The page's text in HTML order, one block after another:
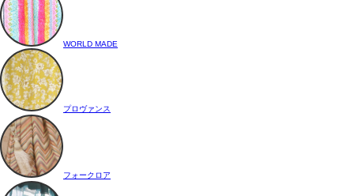
WORLD MADE
プロヴァンス
フォークロア